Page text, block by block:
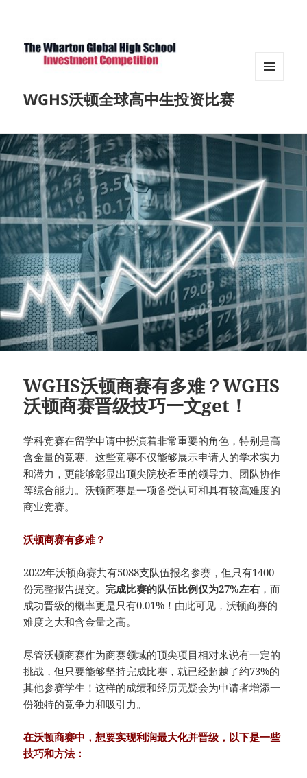
WGHS沃顿全球高中生投资比赛
WGHS沃顿商赛有多难？WGHS
沃顿商赛晋级技巧一文get！
学科竞赛在留学申请中扮演着非常重要的角色，特别是高
含金量的竞赛。这些竞赛不仅能够展示申请人的学术实力
和潜力，更能够彰显出顶尖院校看重的领导力、团队协作
等综合能力。沃顿商赛是一项备受认可和具有较高难度的
商业竞赛。
沃顿商赛有多难？
2022年沃顿商赛共有5088支队伍报名参赛，但只有1400
份完整报告提交。 完成比赛的队伍比例仅为27%左右 ，而
成功晋级的概率更是只有0.01%！由此可见，沃顿商赛的
难度之大和含金量之高。
尽管沃顿商赛作为商赛领域的顶尖项目相对来说有一定的
挑战，但只要能够坚持完成比赛，就已经超越了约73%的
其他参赛学生！这样的成绩和经历无疑会为申请者增添一
份独特的竞争力和吸引力。
在沃顿商赛中，想要实现利润最大化并晋级，以下是一些
技巧和方法：